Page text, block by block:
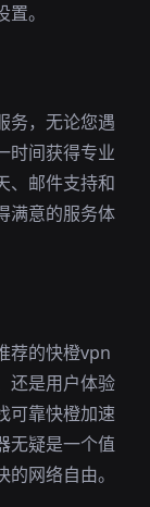
。
务，无论您遇
时间获得专业
、邮件支持和
满意的服务体
荐的快橙vpn
还是用户体验
可靠快橙加速
无疑是一个值
网络自由。